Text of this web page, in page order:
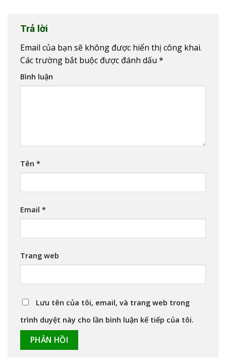
Trả lời
Email của bạn sẽ không được hiển thị công khai.
Các trường bắt buộc được đánh dấu *
Bình luận
Tên *
Email *
Trang web
Lưu tên của tôi, email, và trang web trong
trình duyệt này cho lần bình luận kế tiếp của tôi.